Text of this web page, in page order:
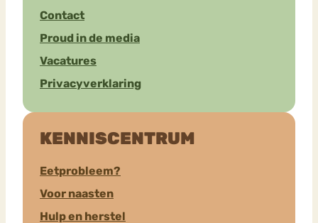
Contact
Proud in de media
Vacatures
Privacyverklaring
KENNISCENTRUM
Eetprobleem?
Voor naasten
Hulp en herstel